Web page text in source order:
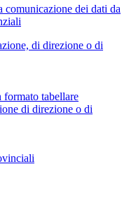
comunicazione dei dati da
di direzione o di
tabellare
di direzione o di